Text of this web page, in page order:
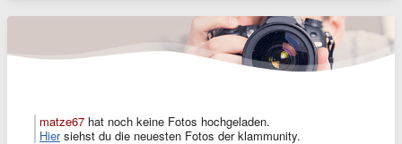
matze67 hat noch keine Fotos hochgeladen.
Hiersiehst du die neuesten Fotos der klammunity.